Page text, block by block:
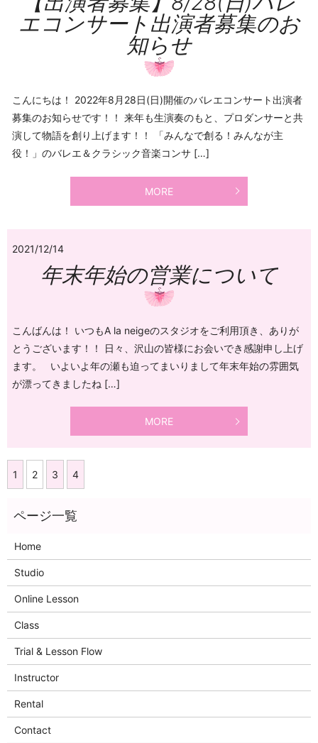
エコンサート出演者募集のお
知らせ
こんにちは！ 2022年8月28日(日)開催のバレエコンサート出演者
募集のお知らせです！！ 来年も生演奏のもと、プロダンサーと共
演して物語を創り上げます！！ 「みんなで創る！みんなが主
役！」のバレエ＆クラシック音楽コンサ […]
MORE
2021/12/14
年末年始の営業について
こんばんは！ いつもA la neigeのスタジオをご利用頂き、ありが
とうございます！！ 日々、沢山の皆様にお会いでき感謝申し上げ
ます。 いよいよ年の瀬も迫ってまいりまして年末年始の雰囲気
が漂ってきましたね […]
MORE
1 2 3 4
Home
Studio
Online Lesson
Class
Trial & Lesson Flow
Instructor
Rental
Contact